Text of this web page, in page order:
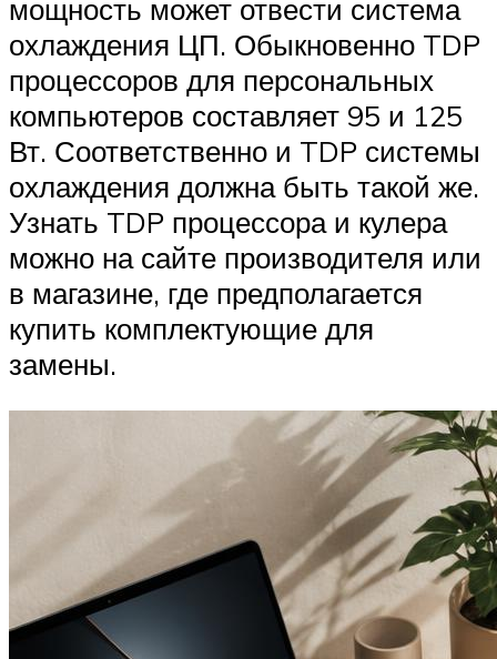
мощность может отвести система
охлаждения ЦП. Обыкновенно TDP
процессоров для персональных
компьютеров составляет 95 и 125
Вт. Соответственно и TDP системы
охлаждения должна быть такой же.
Узнать TDP процессора и кулера
можно на сайте производителя или
в магазине, где предполагается
купить комплектующие для
замены.